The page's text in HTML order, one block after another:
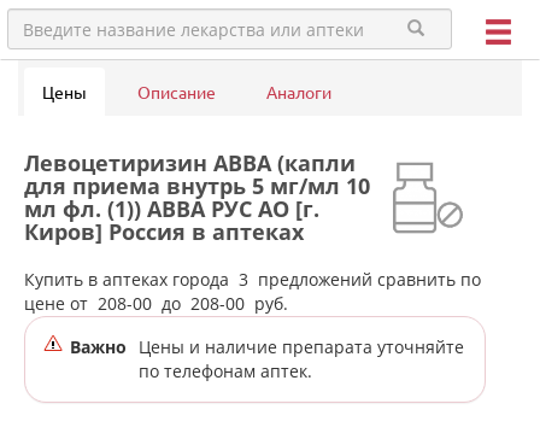
Цены Описание Аналоги
Левоцетиризин АВВА (капли
для приема внутрь 5 мг/мл 10
мл фл. (1)) АВВА РУС АО [г.
Киров] Россия в аптеках
города Артёмовского
Купить в аптеках города 3 предложений сравнить по
цене от 208-00 до 208-00 руб.
Важно
Цены и наличие препарата уточняйте
по телефонам аптек.